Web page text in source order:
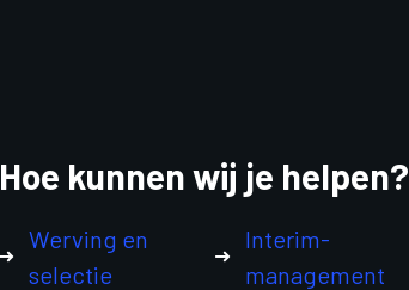
Hoe kunnen wij je helpen?
Werving en
selectie
Interim-
management